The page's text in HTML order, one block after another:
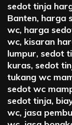
sedot tinja
Banten, harga
wc, harga
wc, kisaran
lumpur, sedot
kuras, sedot
tukang wc
sedot wc
sedot tinja,
wc, jasa